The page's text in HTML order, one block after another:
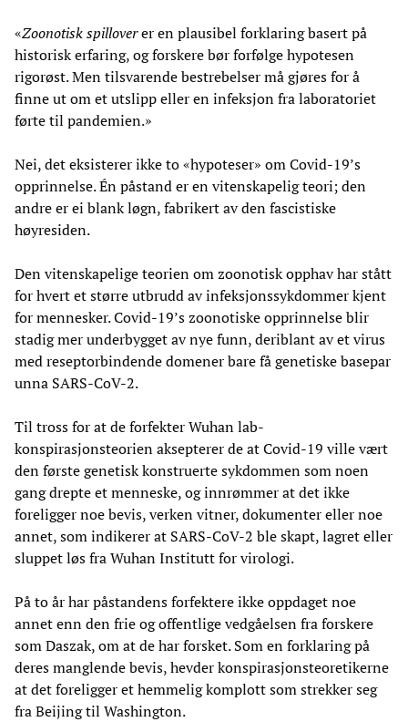
«Zoonotisk spilloverer en plausibel forklaring basert på
historisk erfaring, og forskere bør forfølge hypotesen
rigorøst. Men tilsvarende bestrebelser må gjøres for å
finne ut om et utslipp eller en infeksjon fra laboratoriet
førte til pandemien.»
Nei, det eksisterer ikke to «hypoteser» om Covid-19’s
opprinnelse. Én påstand er en vitenskapelig teori; den
andre er ei blank løgn, fabrikert av den fascistiske
høyresiden.
Den vitenskapelige teorien om zoonotisk opphav har stått
for hvert et større utbrudd av infeksjonssykdommer kjent
for mennesker. Covid-19’s zoonotiske opprinnelse blir
stadig mer underbygget av nye funn, deriblant av et virus
med reseptorbindende domener bare få genetiske basepar
unna SARS-CoV-2.
Til tross for at de forfekter Wuhan lab-
konspirasjonsteorien aksepterer de at Covid-19 ville vært
den første genetisk konstruerte sykdommen som noen
gang drepte et menneske, og innrømmer at det ikke
foreligger noe bevis, verken vitner, dokumenter eller noe
annet, som indikerer at SARS-CoV-2 ble skapt, lagret eller
sluppet løs fra Wuhan Institutt for virologi.
På to år har påstandens forfektere ikke oppdaget noe
annet enn den frie og offentlige vedgåelsen fra forskere
som Daszak, om at de har forsket. Som en forklaring på
deres manglende bevis, hevder konspirasjonsteoretikerne
at det foreligger et hemmelig komplott som strekker seg
fra Beijing til Washington.